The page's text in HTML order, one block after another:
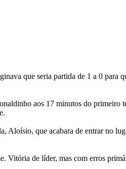
que seria partida de 1 a 0 para
aos 17 minutos do
Aloísio, que acabara de entrar no
de líder, mas com erros